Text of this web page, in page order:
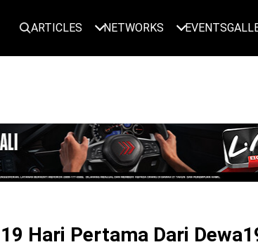
ARTICLES NETWORKS EVENTS
Hari Pertama Dari